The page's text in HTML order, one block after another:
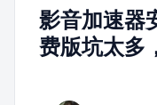
影音加速器
费版坑太多